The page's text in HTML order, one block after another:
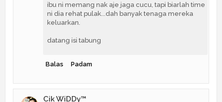
ibu ni memang nak aje jaga cucu, tapi biarlah time
ni dia rehat pulak...dah banyak tenaga mereka
keluarkan.
datang isi tabung
Balas Padam
Cik WiDDy™